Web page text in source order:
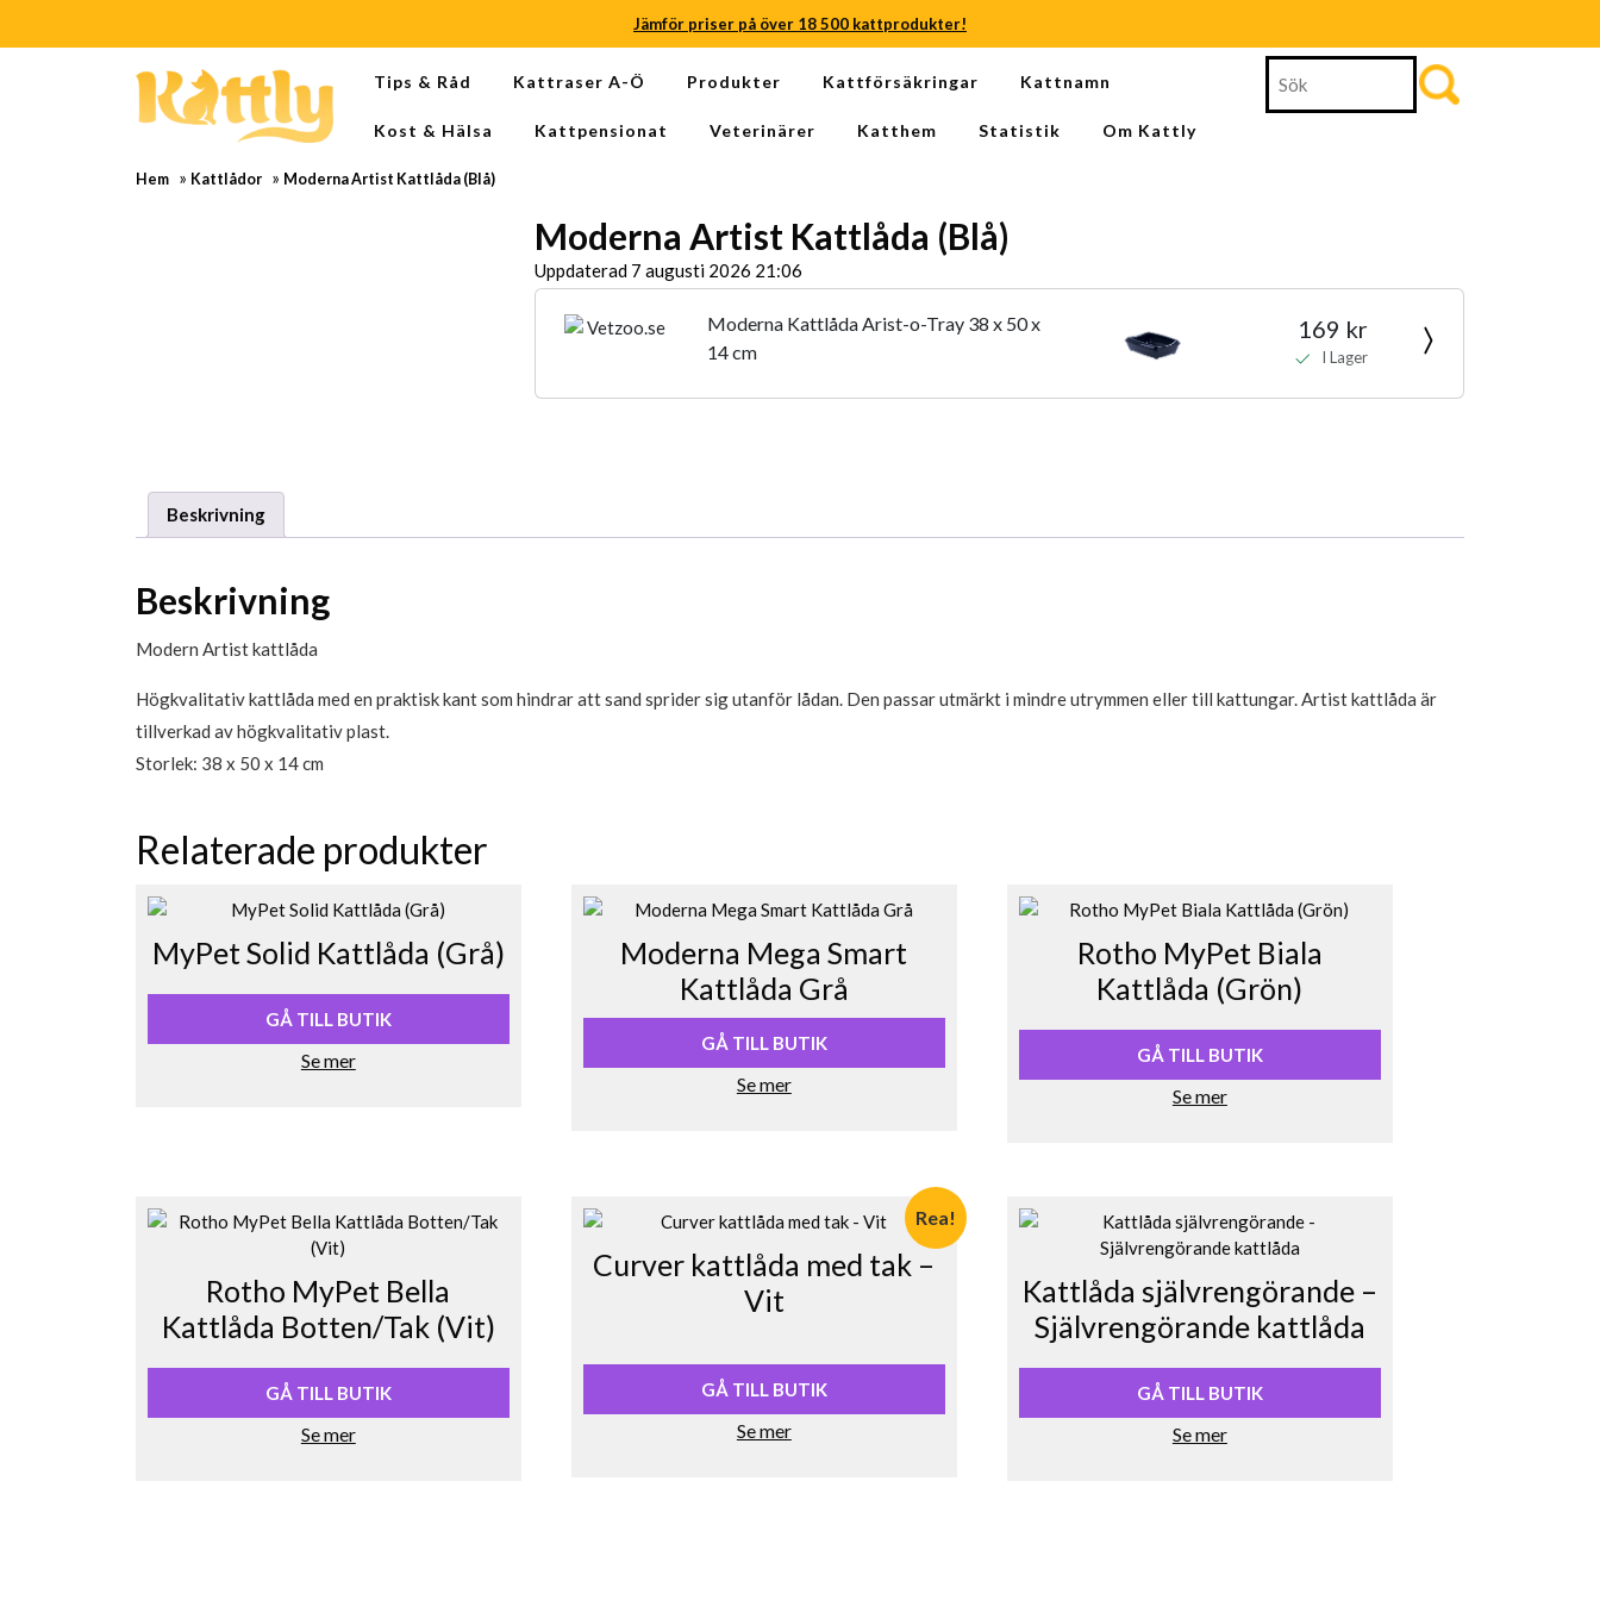
Jämför priser på över 18 500 kattprodukter!
Jämför priser på över 18 500 kattprodukter!
Jämför priser på över 18 500 kattprodukter!
Tips & Råd Kattraser A-Ö Produkter Kattförsäkringar Kattnamn
Kost & Hälsa Kattpensionat Veterinärer Katthem Statistik Om Kattly
for:
Hem » Kattlådor » Moderna Artist Kattlåda (Blå)
Moderna Artist Kattlåda (Blå)
Uppdaterad 7 augusti 2026 21:06
Moderna Kattlåda Arist-o-Tray 38 x 50 x
14 cm
169 kr
I Lager
Beskrivning
Beskrivning
Modern Artist kattlåda
Högkvalitativ kattlåda med en praktisk kant som hindrar att sand sprider sig utanför lådan. Den passar utmärkt i mindre utrymmen eller till kattungar. Artist kattlåda är
tillverkad av högkvalitativ plast.
Storlek: 38 x 50 x 14 cm
Relaterade produkter
MyPet Solid Kattlåda (Grå)
GÅ TILL BUTIK
Se mer
Moderna Mega Smart
Kattlåda Grå
GÅ TILL BUTIK
Se mer
Rotho MyPet Biala
Kattlåda (Grön)
GÅ TILL BUTIK
Se mer
Rotho MyPet Bella
Kattlåda Botten/Tak (Vit)
GÅ TILL BUTIK
Se mer
Rea!
Curver kattlåda med tak –
Vit
ursprungliga
priset
649,90 kr.
nuvarande
priset
582,00 kr.
GÅ TILL BUTIK
Se mer
Kattlåda självrengörande –
Självrengörande kattlåda
GÅ TILL BUTIK
Se mer